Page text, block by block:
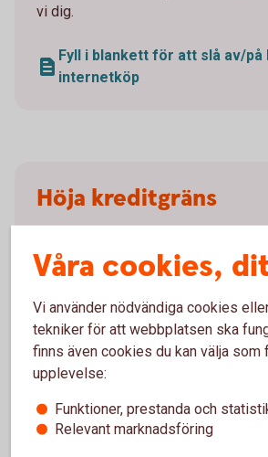
vi dig.
Fyll i blankett för att slå av/
internetköp
Höja kreditgräns
genom att skicka in en ansökan. Fyll
ansökningsblanketten nedan och
post eller genom att mejla den till
business.card@entercard.com
Är du ensam firmatecknare kan du
Fyll i ansökningsblankett för höjd
Våra cookies,
Vi använder nödvändiga cookies
tekniker för att webbplatsen ska
finns även cookies du kan välja som
upplevelse:
Funktioner, prestanda och
Relevant marknadsföring